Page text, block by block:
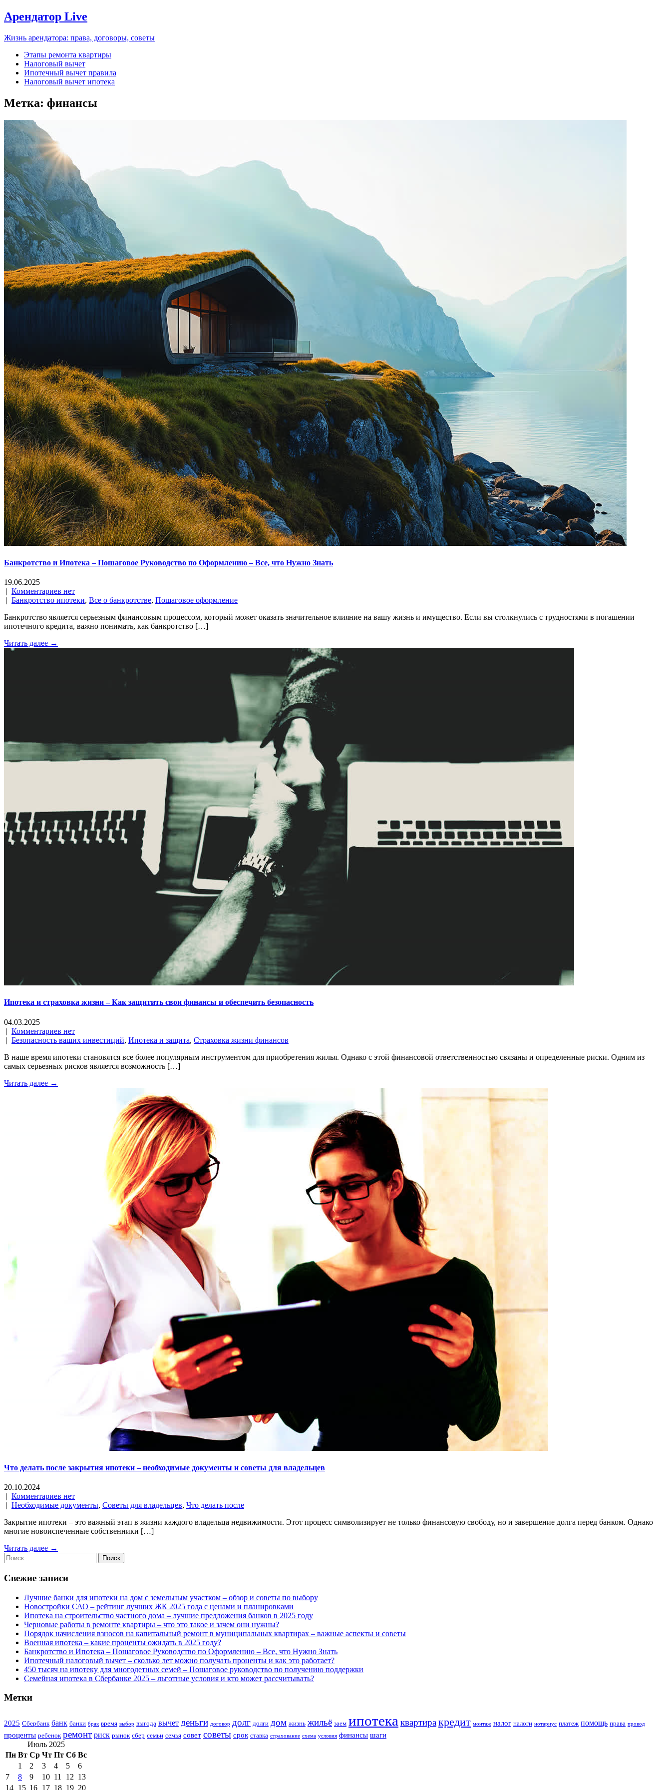
Арендатор Live
Жизнь арендатора: права, договоры, советы
Этапы ремонта квартиры
Налоговый вычет
Ипотечный вычет правила
Налоговый вычет ипотека
Метка: финансы
Банкротство и Ипотека – Пошаговое Руководство по Оформлению – Все, что Нужно Знать
19.06.2025
| Комментариев нет
| Банкротство ипотеки, Все о банкротстве, Пошаговое оформление
Банкротство является серьезным финансовым процессом, который может оказать значительное влияние на вашу жизнь и имущество. Если вы столкнулись с трудностями в погашении
ипотечного кредита, важно понимать, как банкротство […]
Читать далее →
Ипотека и страховка жизни – Как защитить свои финансы и обеспечить безопасность
04.03.2025
| Комментариев нет
| Безопасность ваших инвестиций, Ипотека и защита, Страховка жизни финансов
В наше время ипотеки становятся все более популярным инструментом для приобретения жилья. Однако с этой финансовой ответственностью связаны и определенные риски. Одним из
самых серьезных рисков является возможность […]
Читать далее →
Что делать после закрытия ипотеки – необходимые документы и советы для владельцев
20.10.2024
| Комментариев нет
| Необходимые документы, Советы для владельцев, Что делать после
Закрытие ипотеки – это важный этап в жизни каждого владельца недвижимости. Этот процесс символизирует не только финансовую свободу, но и завершение долга перед банком. Однако
многие новоиспеченные собственники […]
Читать далее →
Свежие записи
Лучшие банки для ипотеки на дом с земельным участком – обзор и советы по выбору
Новостройки САО – рейтинг лучших ЖК 2025 года с ценами и планировками
Ипотека на строительство частного дома – лучшие предложения банков в 2025 году
Черновые работы в ремонте квартиры – что это такое и зачем они нужны?
Порядок начисления взносов на капитальный ремонт в муниципальных квартирах – важные аспекты и советы
Военная ипотека – какие проценты ожидать в 2025 году?
Банкротство и Ипотека – Пошаговое Руководство по Оформлению – Все, что Нужно Знать
Ипотечный налоговый вычет – сколько лет можно получать проценты и как это работает?
450 тысяч на ипотеку для многодетных семей – Пошаговое руководство по получению поддержки
Семейная ипотека в Сбербанке 2025 – льготные условия и кто может рассчитывать?
Метки
2025 Сбербанк банк банки брак время выбор выгода вычет деньги договор долг долги дом жизнь жильё заем ипотека квартиракредит монтаж налог налоги нотариус платеж помощь права провод
проценты ребенок ремонт риск рынок сбер семьи семья совет советы срок ставка страхование схема условия финансы шаги
Июль 2025
Пн Вт Ср Чт Пт Сб Вс
1
2 3 4 5
6
7
8 9 10 11 12 13
14 15 16 17 18 19 20